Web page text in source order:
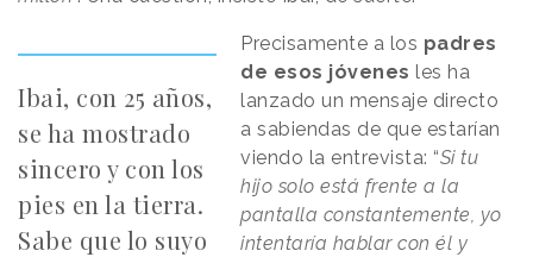
Ibai, con 25 años,
se ha mostrado
sincero y con los
pies en la tierra.
Sabe que lo suyo
Precisamente a los padres
de esos jóvenes les ha
lanzado un mensaje directo
a sabiendas de que estarían
viendo la entrevista: “Si tu
hijo solo está frente a la
pantalla constantemente, yo
intentaría hablar con él y